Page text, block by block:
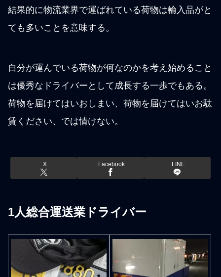
結果的に物流業界で運ばれている荷物は輸入品がと
ても多いことを意味する。
自分が運んでいる荷物が何なのかを考え始めること
は優秀なドライバーとして成長する一歩でもある。
荷物を届けてはいおしまい、荷物を届けてはいお駄
賃ください、では情けない。
X Facebook LINE
1人総合運送業ドライバー